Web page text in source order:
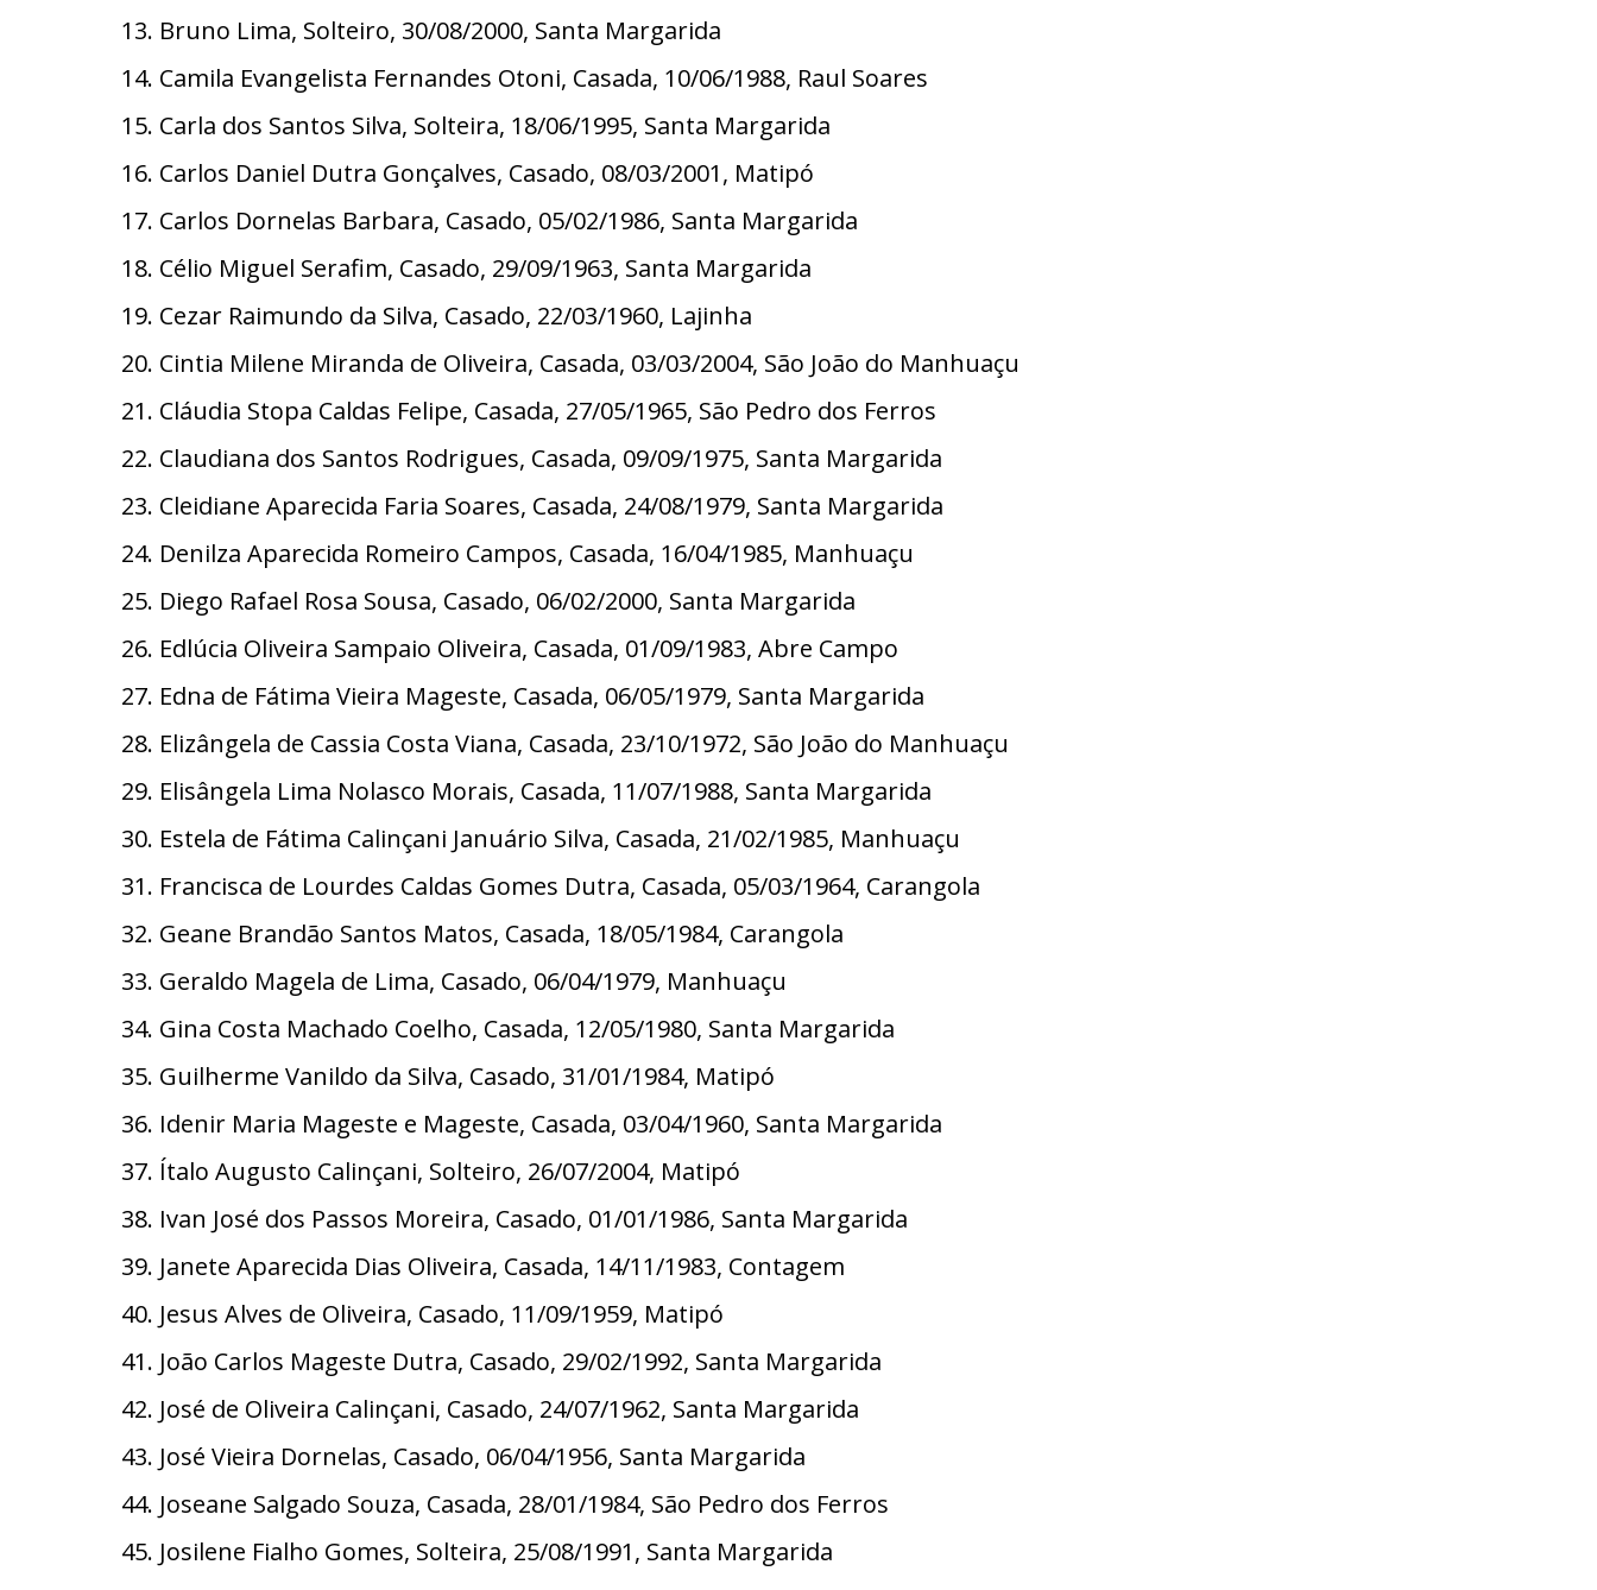
13. Bruno Lima, Solteiro, 30/08/2000, Santa Margarida
14. Camila Evangelista Fernandes Otoni, Casada, 10/06/1988, Raul Soares
15. Carla dos Santos Silva, Solteira, 18/06/1995, Santa Margarida
16. Carlos Daniel Dutra Gonçalves, Casado, 08/03/2001, Matipó
17. Carlos Dornelas Barbara, Casado, 05/02/1986, Santa Margarida
18. Célio Miguel Serafim, Casado, 29/09/1963, Santa Margarida
19. Cezar Raimundo da Silva, Casado, 22/03/1960, Lajinha
20. Cintia Milene Miranda de Oliveira, Casada, 03/03/2004, São João do Manhuaçu
21. Cláudia Stopa Caldas Felipe, Casada, 27/05/1965, São Pedro dos Ferros
22. Claudiana dos Santos Rodrigues, Casada, 09/09/1975, Santa Margarida
23. Cleidiane Aparecida Faria Soares, Casada, 24/08/1979, Santa Margarida
24. Denilza Aparecida Romeiro Campos, Casada, 16/04/1985, Manhuaçu
25. Diego Rafael Rosa Sousa, Casado, 06/02/2000, Santa Margarida
26. Edlúcia Oliveira Sampaio Oliveira, Casada, 01/09/1983, Abre Campo
27. Edna de Fátima Vieira Mageste, Casada, 06/05/1979, Santa Margarida
28. Elizângela de Cassia Costa Viana, Casada, 23/10/1972, São João do Manhuaçu
29. Elisângela Lima Nolasco Morais, Casada, 11/07/1988, Santa Margarida
30. Estela de Fátima Calinçani Januário Silva, Casada, 21/02/1985, Manhuaçu
31. Francisca de Lourdes Caldas Gomes Dutra, Casada, 05/03/1964, Carangola
32. Geane Brandão Santos Matos, Casada, 18/05/1984, Carangola
33. Geraldo Magela de Lima, Casado, 06/04/1979, Manhuaçu
34. Gina Costa Machado Coelho, Casada, 12/05/1980, Santa Margarida
35. Guilherme Vanildo da Silva, Casado, 31/01/1984, Matipó
36. Idenir Maria Mageste e Mageste, Casada, 03/04/1960, Santa Margarida
37. Ítalo Augusto Calinçani, Solteiro, 26/07/2004, Matipó
38. Ivan José dos Passos Moreira, Casado, 01/01/1986, Santa Margarida
39. Janete Aparecida Dias Oliveira, Casada, 14/11/1983, Contagem
40. Jesus Alves de Oliveira, Casado, 11/09/1959, Matipó
41. João Carlos Mageste Dutra, Casado, 29/02/1992, Santa Margarida
42. José de Oliveira Calinçani, Casado, 24/07/1962, Santa Margarida
43. José Vieira Dornelas, Casado, 06/04/1956, Santa Margarida
44. Joseane Salgado Souza, Casada, 28/01/1984, São Pedro dos Ferros
45. Josilene Fialho Gomes, Solteira, 25/08/1991, Santa Margarida